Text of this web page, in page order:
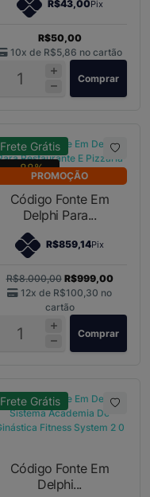
R$43,00Pix
R$50,00
10x de R$5,86 no cartão
Comprar
PROMOÇÃO
Frete Grátis
88%
Código Fonte Em
Delphi Para...
R$859,14Pix
R$8.000,00 R$999,00
12x de R$100,30 no
cartão
Comprar
Frete Grátis
Código Fonte Em
Delphi...